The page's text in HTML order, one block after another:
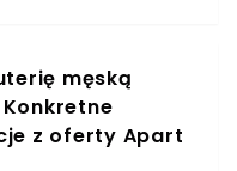
męską
z oferty Apart